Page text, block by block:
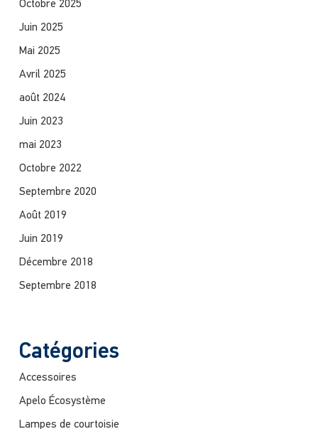
Octobre 2025
Juin 2025
Mai 2025
Avril 2025
août 2024
Juin 2023
mai 2023
Octobre 2022
Septembre 2020
Août 2019
Juin 2019
Décembre 2018
Septembre 2018
Catégories
Accessoires
Apelo Écosystème
Lampes de courtoisie